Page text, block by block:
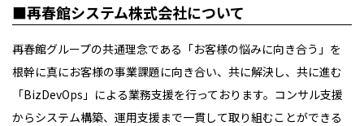
■再春館システム株式会社について
再春館グループの共通理念である「お客様の悩みに向き合う」を
根幹に真にお客様の事業課題に向き合い、共に解決し、共に進む
「BizDevOps 」による業務支援を行っております。コンサル支援
からシステム構築、運用支援まで一貫して取り組むことができる